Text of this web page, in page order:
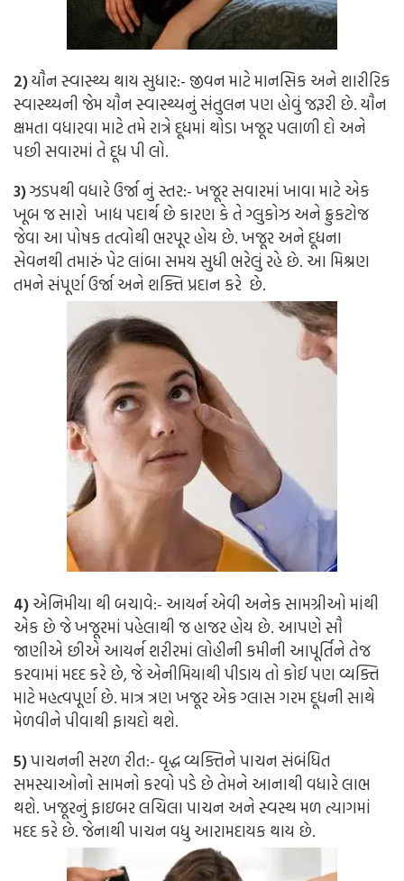
2)યૌન સ્વાસ્થ્ય થાય સુધાર:-જીવન માટે માનસિક અને શારીરિક
સ્વાસ્થ્યની જેમ યૌન સ્વાસ્થ્યનું સંતુલન પણ હોવું જરૂરી છે. યૌન
ક્ષમતા વધારવા માટે તમે રાત્રે દૂધમાં થોડા ખજૂર પલાળી દો અને
પછી સવારમાં તે દૂધ પી લો.
3)ઝડપથી વધારે ઉર્જા નું સ્તર:-ખજૂર સવારમાં ખાવા માટે એક
ખૂબ જ સારો ખાદ્ય પદાર્થ છે કારણ કે તે ગ્લુકોઝ અને ફ્રુકટોજ
જેવા આ પોષક તત્વોથી ભરપૂર હોય છે. ખજૂર અને દૂધના
સેવનથી તમારું પેટ લાંબા સમય સુધી ભરેલું રહે છે. આ મિશ્રણ
તમને સંપૂર્ણ ઉર્જા અને શક્તિ પ્રદાન કરે છે.
4)એનિમીયા થી બચાવે:- આયર્ન એવી અનેક સામગ્રીઓ માંથી
એક છે જે ખજૂરમાં પહેલાથી જ હાજર હોય છે. આપણે સૌ
જાણીએ છીએ આયર્ન શરીરમાં લોહીની કમીની આપૂર્તિને તેજ
કરવામાં મદદ કરે છે, જે એનીમિયાથી પીડાય તો કોઈ પણ વ્યક્તિ
માટે મહત્વપૂર્ણ છે. માત્ર ત્રણ ખજૂર એક ગ્લાસ ગરમ દૂધની સાથે
મેળવીને પીવાથી ફાયદો થશે.
5)પાચનની સરળ રીત:-વૃદ્ધ વ્યક્તિને પાચન સંબંધિત
સમસ્યાઓનો સામનો કરવો પડે છે તેમને આનાથી વધારે લાભ
થશે. ખજૂરનું ફાઇબર લચિલા પાચન અને સ્વસ્થ મળ ત્યાગમાં
મદદ કરે છે. જેનાથી પાચન વધુ આરામદાયક થાય છે.